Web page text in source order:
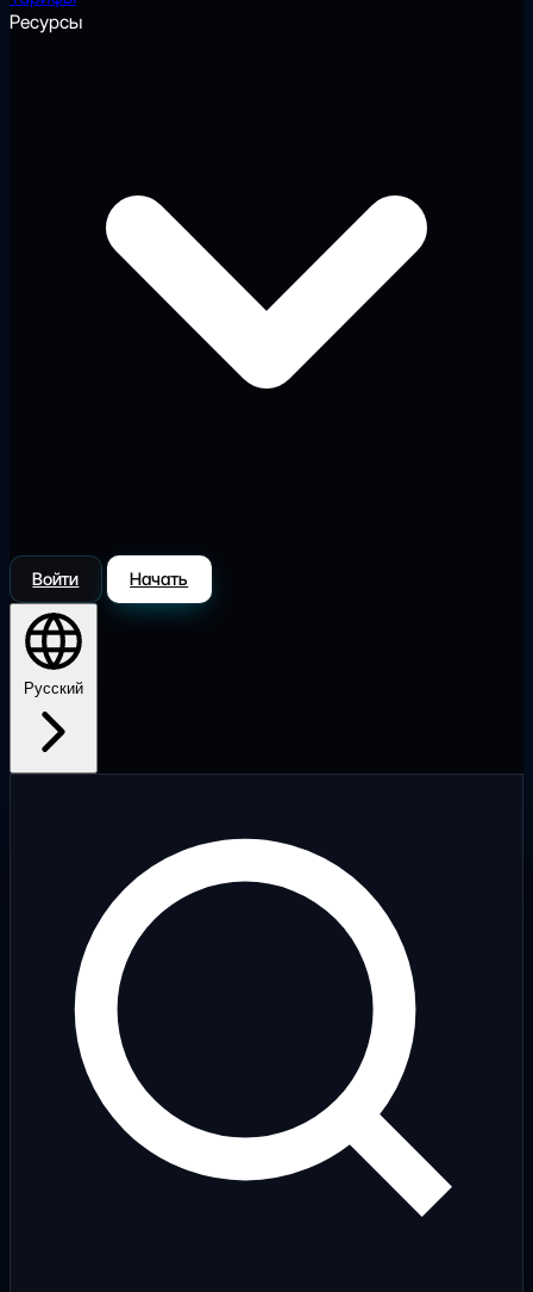
Ресурсы
Войти Начать
Русский